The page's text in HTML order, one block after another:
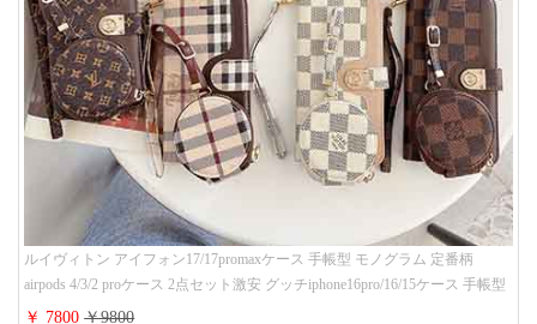
ルイヴィトン アイフォン17/17promaxケース 手帳型 モノグラム 定番柄
airpods 4/3/2 proケース 2点セット激安 グッチiphone16pro/16/15ケース 手帳型
財布カード入り 多機能 ハイ ブランド Galaxy S25/S24/S23手帳カバー おすす
￥ 7800￥9800